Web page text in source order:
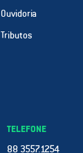
Ouvidoria
Tributos
TELEFONE
88 3557.1254